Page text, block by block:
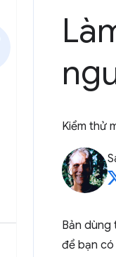
Kiểm thử
Bản dùng
để bạn